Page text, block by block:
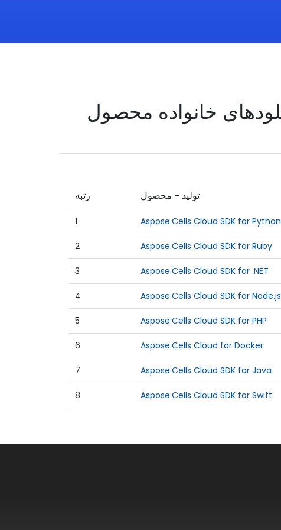
رتبه تولید - محصول
1 Aspose.Cells Cloud SDK for Python
2 Aspose.Cells Cloud SDK for Ruby
3 Aspose.Cells Cloud SDK for .NET
4 Aspose.Cells Cloud SDK for Node.js
5 Aspose.Cells Cloud SDK for PHP
6 Aspose.Cells Cloud for Docker
7 Aspose.Cells Cloud SDK for Java
8 Aspose.Cells Cloud SDK for Swift